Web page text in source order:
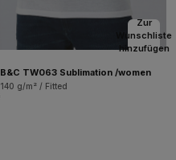
Zur
Wunschliste
hinzufügen
B&C TW063 Sublimation /women
140 g/m² / Fitted